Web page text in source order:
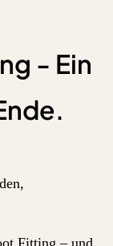
- Ein
Fitting – und